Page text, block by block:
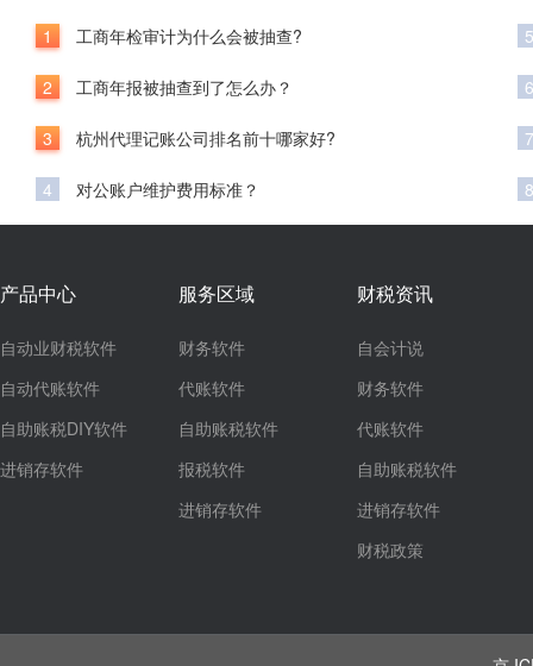
1 工商年检审计为什么会被抽查?
2 工商年报被抽查到了怎么办？
3 杭州代理记账公司排名前十哪家好?
4 对公账户维护费用标准？
5
6
7
8
产品中心
自动业财税软件
自动代账软件
自助账税DIY软件
进销存软件
服务区域
财务软件
代账软件
自助账税软件
报税软件
进销存软件
财税资讯
自会计说
财务软件
代账软件
自助账税软件
进销存软件
财税政策